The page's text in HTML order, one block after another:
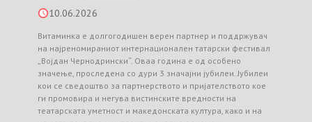
10.06.2026
Витаминка е долгогодишен верен партнер и поддржувач
на најреномираниот интернационален татарски фестивал
„Војдан Чернодрински“. Оваа година е од особено
значење, проследена со дури 3 значајни јубилеи. Јубилеи
кои се сведоштво за партнерството и пријателството кое
ги промовира и негува вистинските вредности на
театарската уметност и македонската култура, како и на